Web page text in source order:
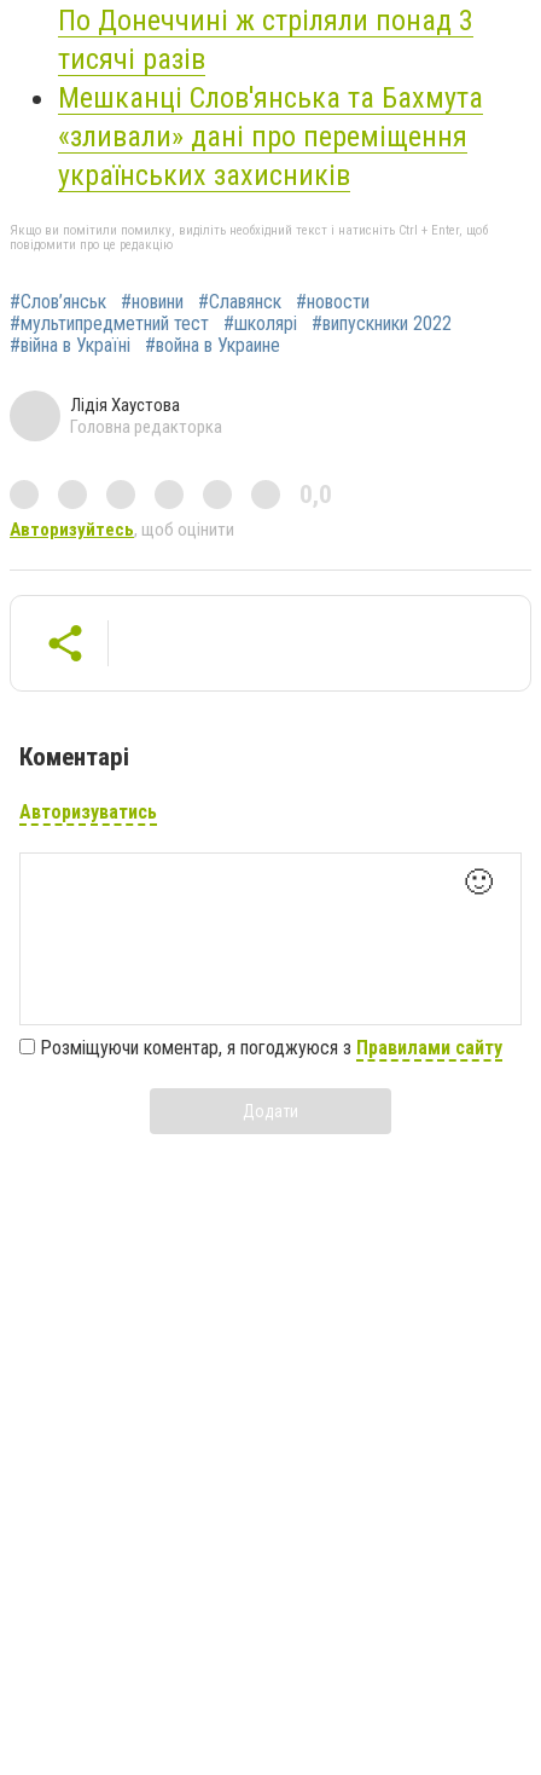
По Донеччині ж стріляли понад 3
тисячі разів
Мешканці Слов'янська та Бахмута
«зливали» дані про переміщення
українських захисників
Якщо ви помітили помилку, виділіть необхідний текст і натисніть Ctrl + Enter, щоб
повідомити про це редакцію
#Слов’янськ #новини #Славянск
#новости
#мультипредметний тест
#школярі
#випускники 2022
#війна в Україні
#война в Украине
Лідія Хаустова
Головна редакторка
0,0
Авторизуйтесь, щоб оцінити
Коментарі
Авторизуватись
🙂
Розміщуючи коментар, я погоджуюся з Правилами сайту
Додати